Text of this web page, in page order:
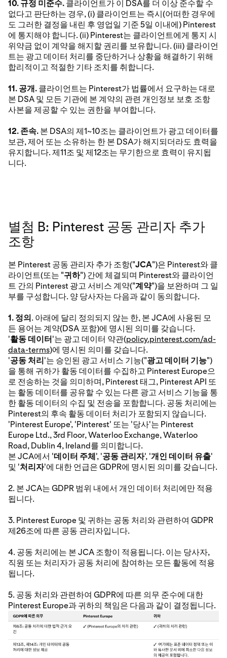
10. 규정 미준수. 클라이언트가 이 DSA를 더 이상 준수할 수
없다고 판단하는 경우, (i) 클라이언트는 즉시(어떠한 경우에
도 그러한 결정을 내린 후 영업일 기준 5일 이내에) Pinterest
에 통지해야 합니다. (ii) Pinterest는 클라이언트에게 통지 시
위약금 없이 계약을 해지할 권리를 보유합니다. (iii) 클라이언
트는 광고 데이터 처리를 중단하거나 상황을 해결하기 위해
합리적이고 적절한 기타 조치를 취합니다.
11. 공개. 클라이언트는 Pinterest가 법률에서 요구하는 대로
본 DSA 및 모든 기관에 본 계약의 관련 개인정보 보호 조항
사본을 제공할 수 있는 권한을 부여합니다.
12. 존속. 본 DSA의 제1~10조는 클라이언트가 광고 데이터를
보관, 제어 또는 소유하는 한 본 DSA가 해지되더라도 효력을
유지합니다. 제11조 및 제12조는 무기한으로 효력이 유지됩
니다.
별첨 B: Pinterest 공동 관리자 추가
조항
본 Pinterest 공동 관리자 추가 조항("JCA")은 Pinterest와 클
라이언트(또는 "귀하") 간에 체결되며 Pinterest와 클라이언
트 간의 Pinterest 광고 서비스 계약("계약")을 보완하며 그 일
부를 구성합니다. 양 당사자는 다음과 같이 동의합니다.
1. 정의 . 아래에 달리 정의되지 않는 한, 본 JCA에 사용된 모
든 용어는 계약(DSA 포함)에 명시된 의미를 갖습니다.
'활동 데이터 '는 광고 데이터 약관(policy.pinterest.com/ad-
data-terms)에 명시된 의미를 갖습니다.
'공동 처리 '는 승인된 광고 서비스 기능("광고 데이터 기능")
을 통해 귀하가 활동 데이터를 수집하고 Pinterest Europe으
로 전송하는 것을 의미하며, Pinterest 태그, Pinterest API 또
는 활동 데이터를 공유할 수 있는 다른 광고 서비스 기능을 통
한 활동 데이터의 수집 및 전송을 포함합니다. 공동 처리에는
Pinterest의 후속 활동 데이터 처리가 포함되지 않습니다.
'Pinterest Europe', 'Pinterest' 또는 '당사'는 Pinterest
Europe Ltd., 3rd Floor, Waterloo Exchange, Waterloo
Road, Dublin 4, Ireland를 의미합니다.
본 JCA에서 '데이터 주체 ', '공동 관리자', '개인 데이터 유출'
및 '처리자'에 대한 언급은 GDPR에 명시된 의미를 갖습니다.
2. 본 JCA는 GDPR 범위 내에서 개인 데이터 처리에만 적용
됩니다.
3. Pinterest Europe 및 귀하는 공동 처리와 관련하여 GDPR
제26조에 따른 공동 관리자입니다.
4. 공동 처리에는 본 JCA 조항이 적용됩니다. 이는 당사자,
직원 또는 처리자가 공동 처리에 참여하는 모든 활동에 적용
됩니다.
5. 공동 처리와 관련하여 GDPR에 따른 의무 준수에 대한
Pinterest Europe과 귀하의 책임은 다음과 같이 결정됩니다.